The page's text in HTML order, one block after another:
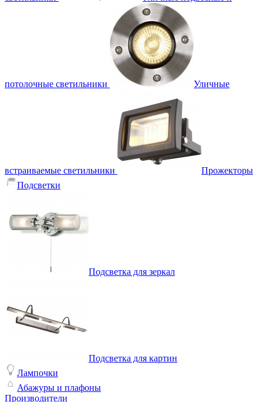
потолочные светильники Уличные
встраиваемые светильники
Прожекторы
Подсветки
Подсветка для зеркал
Подсветка для картин
Лампочки
Абажуры и плафоны
Производители